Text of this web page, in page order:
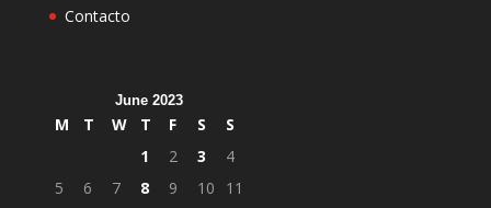
Contacto
June 2023
M T W T F S
S
1
2 3
4
5
6 7 8 9 10
11